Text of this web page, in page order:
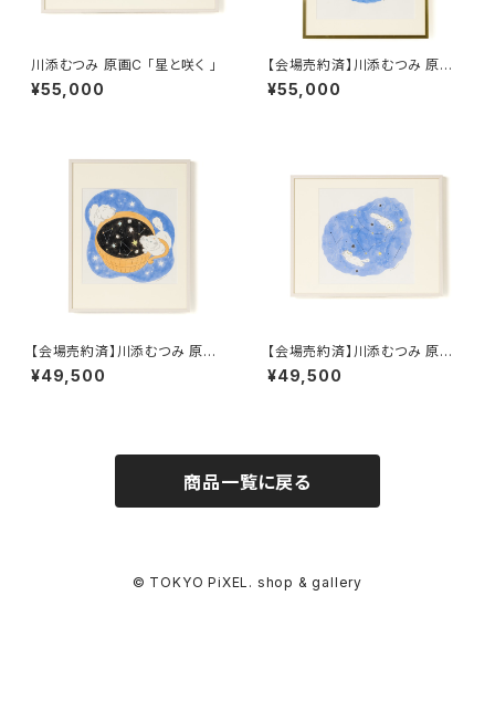
川添むつみ 原画C 「星と咲く 」
¥55,000
【会場売約済】川添むつみ 原画
D 「風にのる舟 」
¥55,000
【会場売約済】川添むつみ 原画E
「ひとすくいの夜空 」
¥49,500
【会場売約済】川添むつみ 原画F
「 記憶をたどる」
¥49,500
商品一覧に戻る
© TOKYO PiXEL. shop & gallery